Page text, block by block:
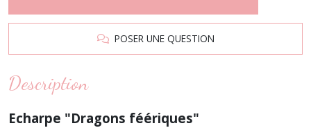
POSER UNE QUESTION
Description
Echarpe "Dragons féériques"